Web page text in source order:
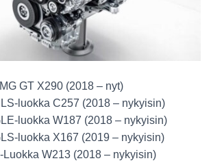
GT X290 (2018 – nyt)
luokka C257 (2018 – nykyisin)
luokka W187 (2018 – nykyisin)
luokka X167 (2019 – nykyisin)
Luokka W213 (2018 – nykyisin)